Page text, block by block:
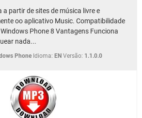
a partir de sites de música livre e
oo aplicativo Music. Compatibilidade
Phone 8 Vantagens Funciona
nada...
Phone Idioma: EN Versão: 1.1.0.0